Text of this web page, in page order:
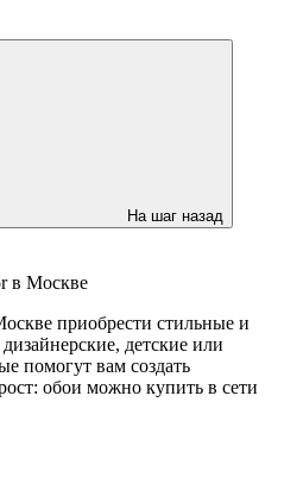
На шаг назад
в Москве
приобрести стильные и
детские или
помогут вам создать
обои можно купить в сети